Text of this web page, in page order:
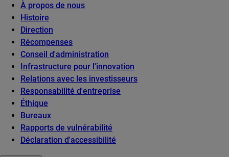
À propos de nous
Histoire
Direction
Récompenses
Conseil d'administration
Infrastructure pour l'innovation
Relations avec les investisseurs
Responsabilité d'entreprise
Éthique
Bureaux
Rapports de vulnérabilité
Déclaration d'accessibilité